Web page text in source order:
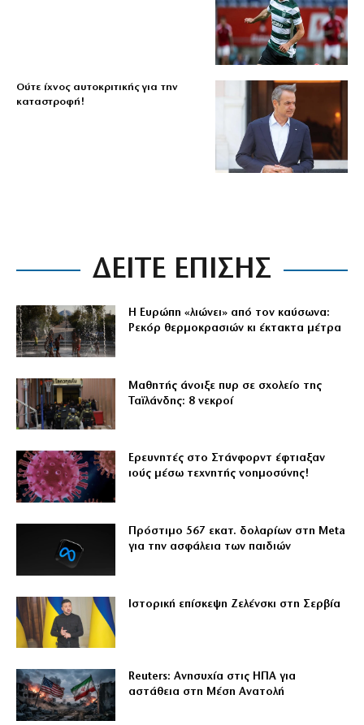
Ούτε ίχνος αυτοκριτικής για την
καταστροφή!
ΔΕΙΤΕ ΕΠΙΣΗΣ
Η Ευρώπη «λιώνει» από τον καύσωνα:
Ρεκόρ θερμοκρασιών κι έκτακτα μέτρα
Μαθητής άνοιξε πυρ σε σχολείο της
Ταϊλάνδης: 8 νεκροί
Ερευνητές στο Στάνφορντ έφτιαξαν
ιούς μέσω τεχνητής νοημοσύνης!
Πρόστιμο 567 εκατ. δολαρίων στη Meta
για την ασφάλεια των παιδιών
Ιστορική επίσκεψη Ζελένσκι στη Σερβία
Reuters: Ανησυχία στις ΗΠΑ για
αστάθεια στη Μέση Ανατολή